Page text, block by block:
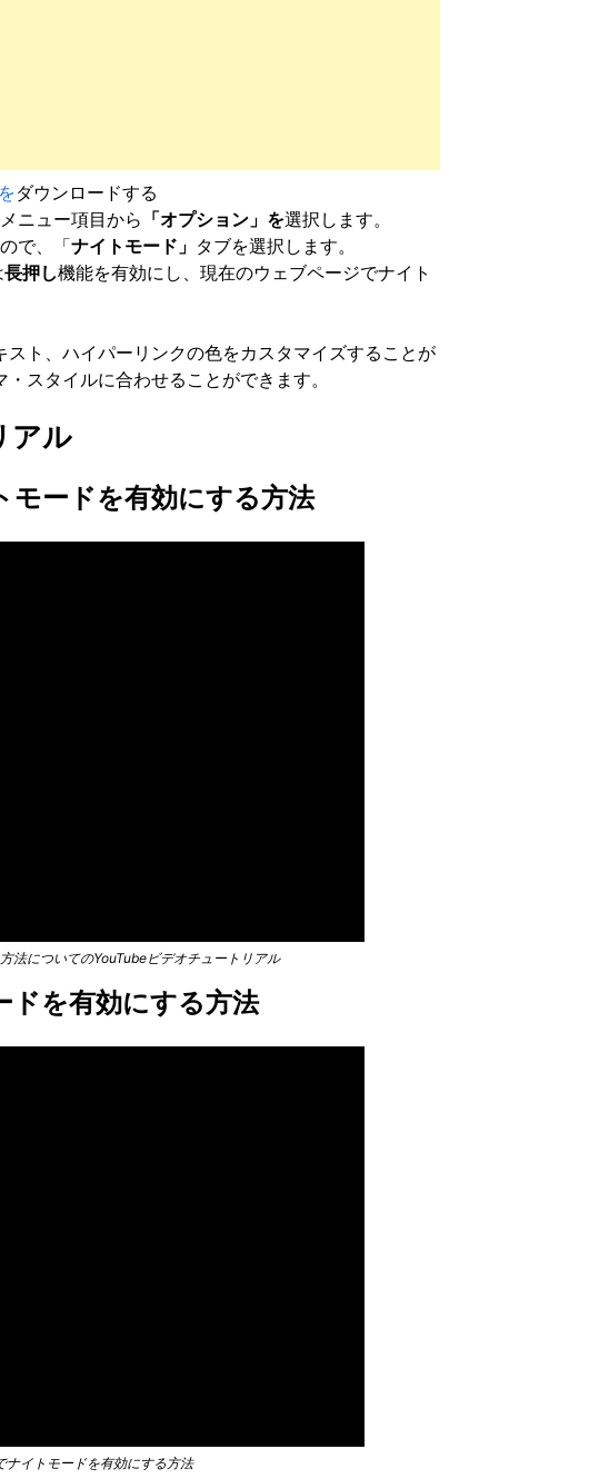
ダウンロードする
ニュー項目から 「オプション」を選択します。
で、「ナイトモード」 タブを選択します。
長押し機能を有効にし、現在のウェブページでナイト
ト、ハイパーリンクの色をカスタマイズすることが
スタイルに合わせることができます。
アル
モードを有効にする方法
法についてのYouTubeビデオチュートリアル
ドを有効にする方法
ナイトモードを有効にする方法